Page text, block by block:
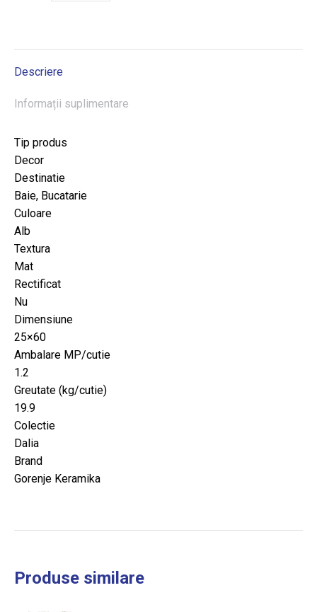
1.2
m²/CUT
Descriere
Informații suplimentare
Tip produs
Decor
Destinatie
Baie, Bucatarie
Culoare
Alb
Textura
Mat
Rectificat
Nu
Dimensiune
25×60
Ambalare MP/cutie
1.2
Greutate (kg/cutie)
19.9
Colectie
Dalia
Brand
Gorenje Keramika
Produse similare